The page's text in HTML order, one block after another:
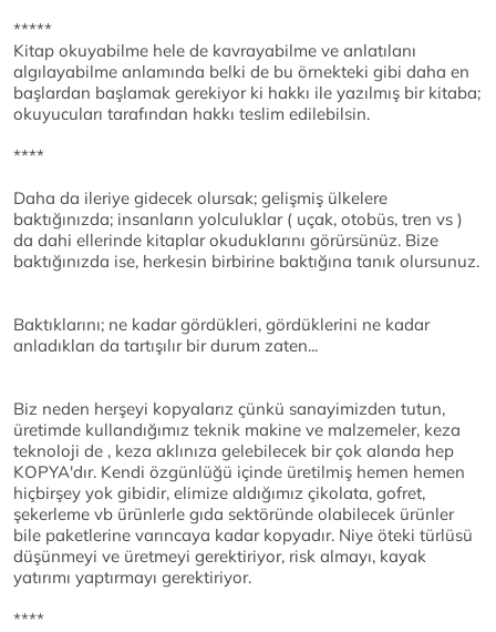
*****
Kitap okuyabilme hele de kavrayabilme ve anlatılanı
algılayabilme anlamında belki de bu örnekteki gibi daha en
başlardan başlamak gerekiyor ki hakkı ile yazılmış bir kitaba;
okuyucuları tarafından hakkı teslim edilebilsin.
****
Daha da ileriye gidecek olursak; gelişmiş ülkelere
baktığınızda; insanların yolculuklar ( uçak, otobüs, tren vs )
da dahi ellerinde kitaplar okuduklarını görürsünüz. Bize
baktığınızda ise, herkesin birbirine baktığına tanık olursunuz.
Baktıklarını; ne kadar gördükleri, gördüklerini ne kadar
anladıkları da tartışılır bir durum zaten...
Biz neden herşeyi kopyalarız çünkü sanayimizden tutun,
üretimde kullandığımız teknik makine ve malzemeler, keza
teknoloji de , keza aklınıza gelebilecek bir çok alanda hep
KOPYA'dır. Kendi özgünlüğü içinde üretilmiş hemen hemen
hiçbirşey yok gibidir, elimize aldığımız çikolata, gofret,
şekerleme vb ürünlerle gıda sektöründe olabilecek ürünler
bile paketlerine varıncaya kadar kopyadır. Niye öteki türlüsü
düşünmeyi ve üretmeyi gerektiriyor, risk almayı, kayak
yatırımı yaptırmayı gerektiriyor.
****